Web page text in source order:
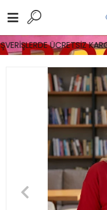
ÜCRETSİZ KARGO